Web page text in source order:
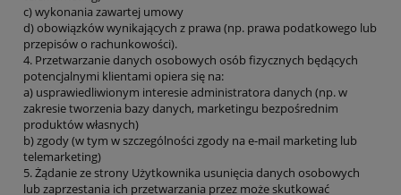
c) wykonania zawartej umowy
d) obowiązków wynikających z prawa (np. prawa podatkowego lub
przepisów o rachunkowości).
4. Przetwarzanie danych osobowych osób fizycznych będących
potencjalnymi klientami opiera się na:
a) usprawiedliwionym interesie administratora danych (np. w
zakresie tworzenia bazy danych, marketingu bezpośrednim
produktów własnych)
b) zgody (w tym w szczególności zgody na e-mail marketing lub
telemarketing)
5. Żądanie ze strony Użytkownika usunięcia danych osobowych
lub zaprzestania ich przetwarzania przez może skutkować